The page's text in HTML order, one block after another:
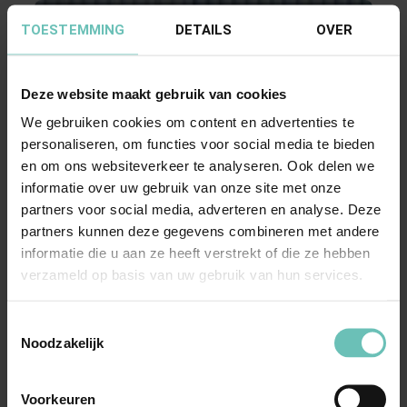
TOESTEMMING DETAILS OVER
Deze website maakt gebruik van cookies
We gebruiken cookies om content en advertenties te
personaliseren, om functies voor social media te bieden
en om ons websiteverkeer te analyseren. Ook delen we
informatie over uw gebruik van onze site met onze
partners voor social media, adverteren en analyse. Deze
partners kunnen deze gegevens combineren met andere
informatie die u aan ze heeft verstrekt of die ze hebben
verzameld op basis van uw gebruik van hun services.
Noodzakelijk
Voorkeuren
26 APRIL 2024
Banning adviseerde de
oprichters/aandeelhouders van Tennispark
Buitenveldert – Holding – B.V.